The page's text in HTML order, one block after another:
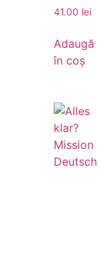
41.00 lei
Adaugă
în coș